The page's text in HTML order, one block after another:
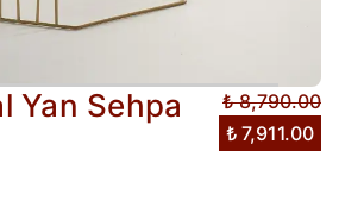
Yan Sehpa
₺ 8,790.00
₺ 7,911.00